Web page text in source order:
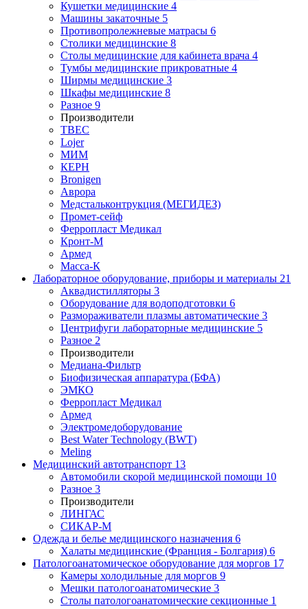
Кушетки медицинские 4
Машины закаточные 5
Противопролежневые матрасы 6
Столики медицинские 8
Столы медицинские для кабинета врача 4
Тумбы медицинские прикроватные 4
Ширмы медицинские 3
Шкафы медицинские 8
Разное 9
Производители
ТВЕС
Lojer
МИМ
КЕРН
Bronigen
Аврора
Медстальконтрукция (МЕГИДЕЗ)
Промет-сейф
Ферропласт Медикал
Кронт-М
Армед
Масса-К
Лабораторное оборудование, приборы и материалы 21
Аквадистилляторы 3
Оборудование для водоподготовки 6
Размораживатели плазмы автоматические 3
Центрифуги лабораторные медицинские 5
Разное 2
Производители
Медиана-Фильтр
Биофизическая аппаратура (БФА)
ЭМКО
Ферропласт Медикал
Армед
Электромедоборудование
Best Water Technology (BWT)
Meling
Медицинский автотранспорт 13
Автомобили скорой медицинской помощи 10
Разное 3
Производители
ЛИНГАС
СИКАР-М
Одежда и белье медицинского назначения 6
Халаты медицинские (Франция - Болгария) 6
Патологоанатомическое оборудование для моргов 17
Камеры холодильные для моргов 9
Мешки патологоанатомические 3
Столы патологоанатомические секционные 1